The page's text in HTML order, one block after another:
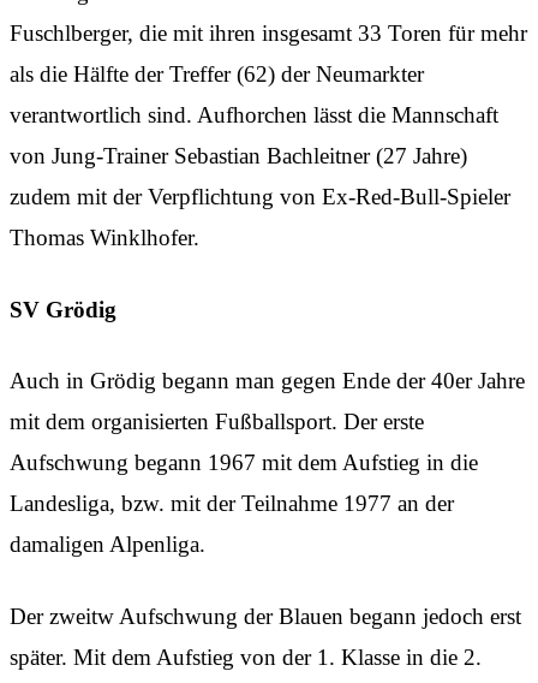
Fuschlberger, die mit ihren insgesamt 33 Toren für mehr
als die Hälfte der Treffer (62) der Neumarkter
verantwortlich sind. Aufhorchen lässt die Mannschaft
von Jung-Trainer Sebastian Bachleitner (27 Jahre)
zudem mit der Verpflichtung von Ex-Red-Bull-Spieler
Thomas Winklhofer.
SV Grödig
Auch in Grödig begann man gegen Ende der 40er Jahre
mit dem organisierten Fußballsport. Der erste
Aufschwung begann 1967 mit dem Aufstieg in die
Landesliga, bzw. mit der Teilnahme 1977 an der
damaligen Alpenliga.
Der zweitw Aufschwung der Blauen begann jedoch erst
später. Mit dem Aufstieg von der 1. Klasse in die 2.